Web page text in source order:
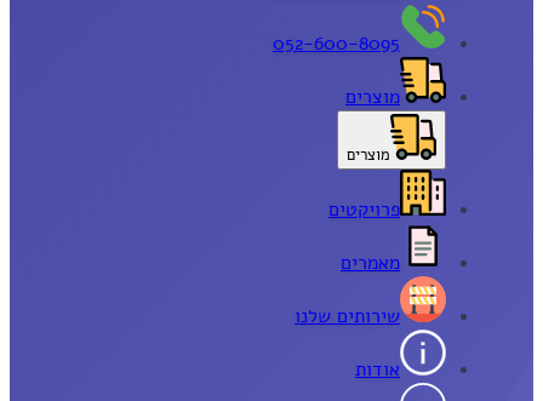
052-600-8095
מוצרים
מוצרים
פרויקטים
מאמרים
שירותים שלנו
אודות